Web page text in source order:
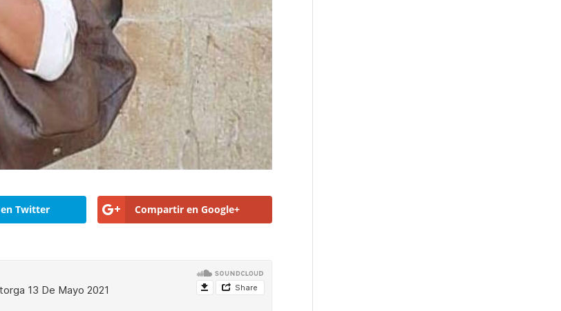
Twitter Compartir en Google+